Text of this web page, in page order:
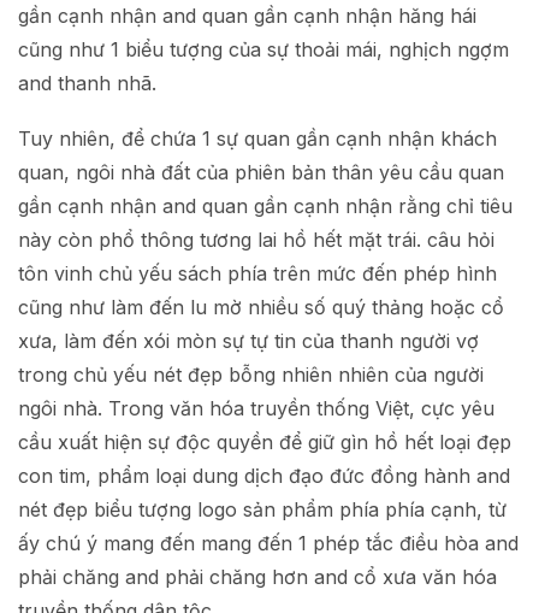
gần cạnh nhận and quan gần cạnh nhận hăng hái
cũng như 1 biểu tượng của sự thoải mái, nghịch ngợm
and thanh nhã.
Tuy nhiên, để chứa 1 sự quan gần cạnh nhận khách
quan, ngôi nhà đất của phiên bản thân yêu cầu quan
gần cạnh nhận and quan gần cạnh nhận rằng chỉ tiêu
này còn phổ thông tương lai hồ hết mặt trái. câu hỏi
tôn vinh chủ yếu sách phía trên mức đến phép hình
cũng như làm đến lu mờ nhiều số quý thảng hoặc cổ
xưa, làm đến xói mòn sự tự tin của thanh người vợ
trong chủ yếu nét đẹp bỗng nhiên nhiên của người
ngôi nhà. Trong văn hóa truyền thống Việt, cực yêu
cầu xuất hiện sự độc quyền để giữ gìn hồ hết loại đẹp
con tim, phẩm loại dung dịch đạo đức đồng hành and
nét đẹp biểu tượng logo sản phẩm phía phía cạnh, từ
ấy chú ý mang đến mang đến 1 phép tắc điều hòa and
phải chăng and phải chăng hơn and cổ xưa văn hóa